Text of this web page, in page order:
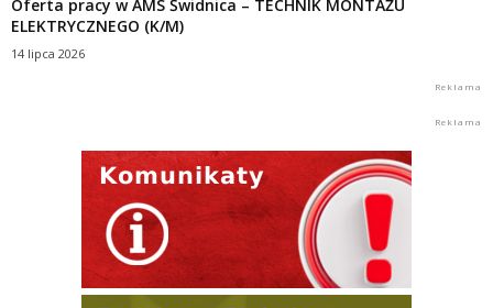
Oferta pracy w AMS Świdnica – TECHNIK MONTAŻU
ELEKTRYCZNEGO (K/M)
14 lipca 2026